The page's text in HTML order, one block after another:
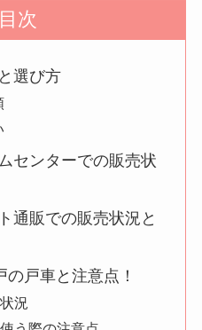
目次
選び方
センターでの販売状
通販での販売状況と
戸車と注意点！
況